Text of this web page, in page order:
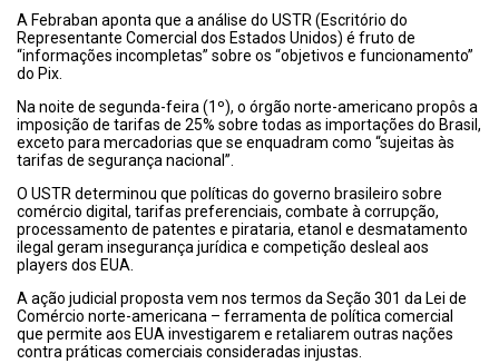
A Febraban aponta que a análise do USTR (Escritório do
Representante Comercial dos Estados Unidos) é fruto de
“informações incompletas” sobre os “objetivos e funcionamento”
do Pix.
Na noite de segunda-feira (1º), o órgão norte-americano propôs a
imposição de tarifas de 25% sobre todas as importações do Brasil,
exceto para mercadorias que se enquadram como “sujeitas às
tarifas de segurança nacional”.
O USTR determinou que políticas do governo brasileiro sobre
comércio digital, tarifas preferenciais, combate à corrupção,
processamento de patentes e pirataria, etanol e desmatamento
ilegal geram insegurança jurídica e competição desleal aos
players dos EUA.
A ação judicial proposta vem nos termos da Seção 301 da Lei de
Comércio norte-americana – ferramenta de política comercial
que permite aos EUA investigarem e retaliarem outras nações
contra práticas comerciais consideradas injustas.